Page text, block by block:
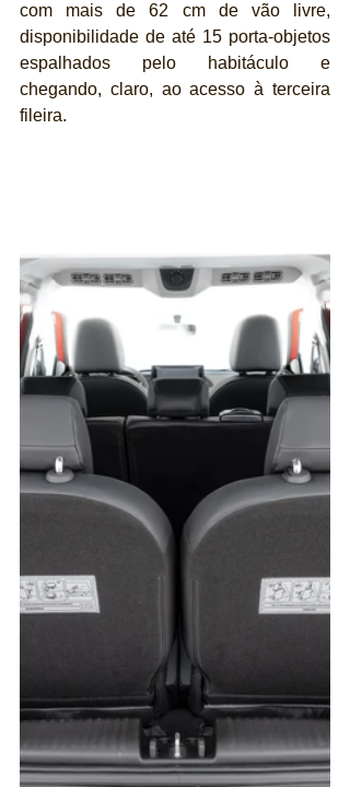
com mais de 62 cm de vão livre,
disponibilidade de até 15 porta-objetos
espalhados pelo habitáculo e
chegando, claro, ao acesso à terceira
fileira.